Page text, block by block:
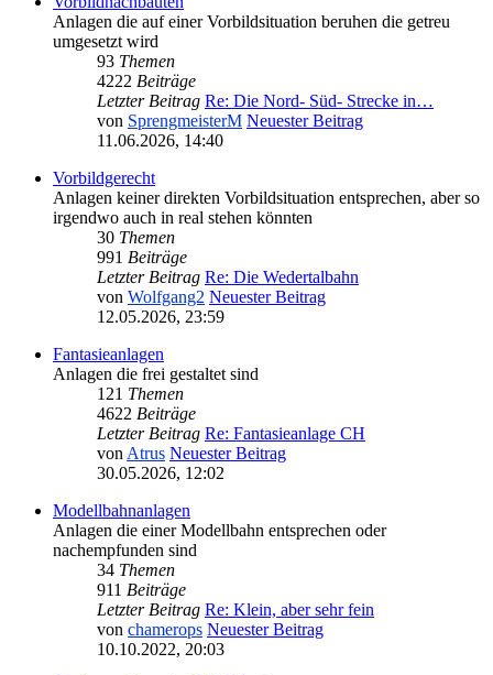
Anlagen die auf einer Vorbildsituation beruhen die getreu
umgesetzt wird
93 Themen
4222 Beiträge
Letzter Beitrag Re: Die Nord- Süd- Strecke in…
von SprengmeisterM Neuester Beitrag
11.06.2026, 14:40
Vorbildgerecht
Anlagen keiner direkten Vorbildsituation entsprechen, aber so
irgendwo auch in real stehen könnten
30 Themen
991 Beiträge
Letzter Beitrag Re: Die Wedertalbahn
von Wolfgang2 Neuester Beitrag
12.05.2026, 23:59
Fantasieanlagen
Anlagen die frei gestaltet sind
121 Themen
4622 Beiträge
Letzter Beitrag Re: Fantasieanlage CH
von Atrus Neuester Beitrag
30.05.2026, 12:02
Modellbahnanlagen
Anlagen die einer Modellbahn entsprechen oder
nachempfunden sind
34 Themen
911 Beiträge
Letzter Beitrag Re: Klein, aber sehr fein
von chamerops Neuester Beitrag
10.10.2022, 20:03